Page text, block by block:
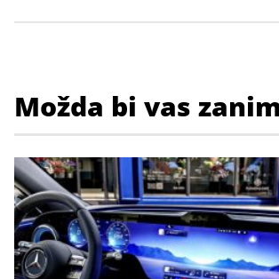
Možda bi vas